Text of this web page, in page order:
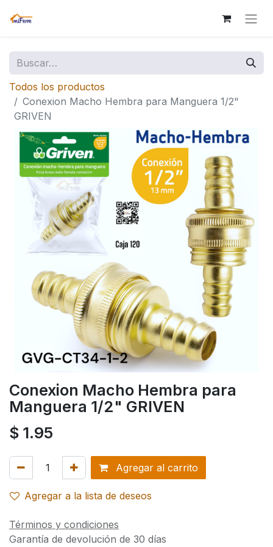
Todos los productos
Conexion Macho Hembra para Manguera 1/2"
GRIVEN
Conexion Macho Hembra para
Manguera 1/2" GRIVEN
$ 1.95
Agregar al carrito
Agregar a la lista de deseos
Términos y condiciones
Garantía de devolución de 30 días